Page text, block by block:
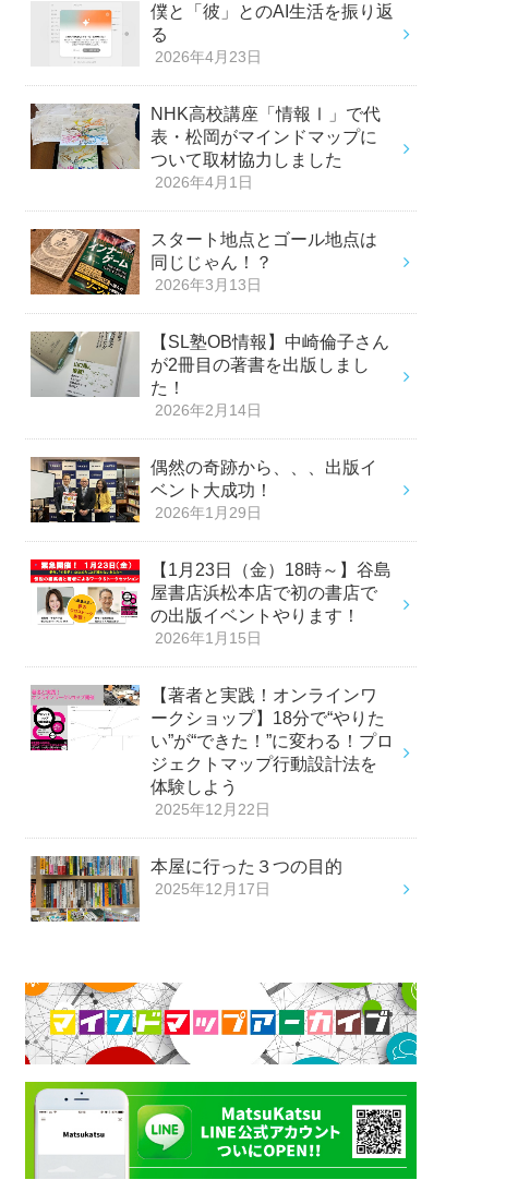
僕と「彼」とのAI生活を振り返
る
2026年4月23日
NHK高校講座「情報Ⅰ」で代
表・松岡がマインドマップに
ついて取材協力しました
2026年4月1日
スタート地点とゴール地点は
同じじゃん！？
2026年3月13日
【SL塾OB情報】中崎倫子さん
が2冊目の著書を出版しまし
た！
2026年2月14日
偶然の奇跡から、、、出版イ
ベント大成功！
2026年1月29日
【1月23日（金）18時～】谷島
屋書店浜松本店で初の書店で
の出版イベントやります！
2026年1月15日
【著者と実践！オンラインワ
ークショップ】18分で“やりた
い”が“できた！”に変わる！プロ
ジェクトマップ行動設計法を
体験しよう
2025年12月22日
本屋に行った３つの目的
2025年12月17日